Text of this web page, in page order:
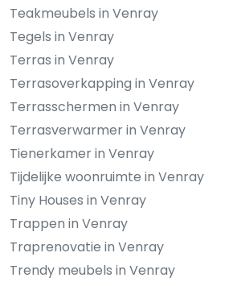
Teakmeubels in Venray
Tegels in Venray
Terras in Venray
Terrasoverkapping in Venray
Terrasschermen in Venray
Terrasverwarmer in Venray
Tienerkamer in Venray
Tijdelijke woonruimte in Venray
Tiny Houses in Venray
Trappen in Venray
Traprenovatie in Venray
Trendy meubels in Venray